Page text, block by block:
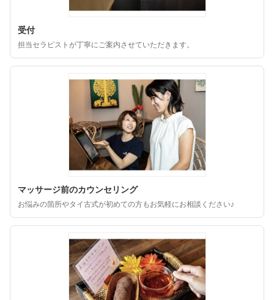
受付
担当セラピストが丁寧にご案内させていただきます。
マッサージ前のカウンセリング
お悩みの箇所やタイ古式が初めての方もお気軽にお相談ください♪